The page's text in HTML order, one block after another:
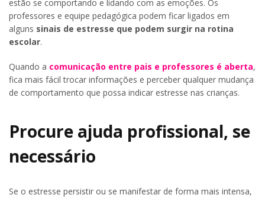
estão se comportando e lidando com as emoções. Os
professores e equipe pedagógica podem ficar ligados em
alguns sinais de estresse que podem surgir na rotina
escolar.
Quando a comunicação entre pais e professores é aberta,
fica mais fácil trocar informações e perceber qualquer mudança
de comportamento que possa indicar estresse nas crianças.
Procure ajuda profissional, se
necessário
Se o estresse persistir ou se manifestar de forma mais intensa,